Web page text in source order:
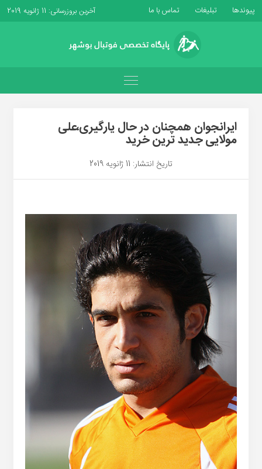
پیوندها تبلیغات تماس با ما آخرین بروزرسانی: 11 ژانویه 2019
ایرانجوان همچنان در حال یارگیری،علی
مولایی جدید ترین خرید
تاریخ انتشار: 11 ژانویه 2019